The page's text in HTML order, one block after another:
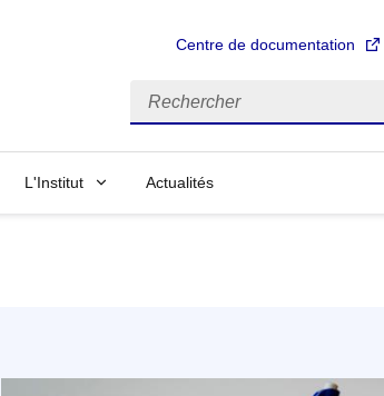
Centre de documentation
Rechercher
L'Institut Actualités